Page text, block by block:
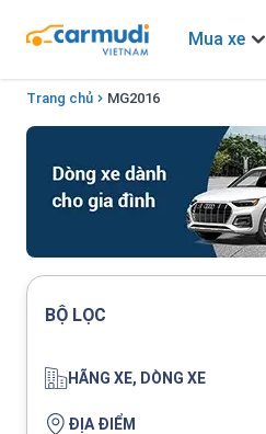
Mua xe
Trang chủ MG2016
BỘ LỌC
HÃNG XE, DÒNG XE
ĐỊA ĐIỂM